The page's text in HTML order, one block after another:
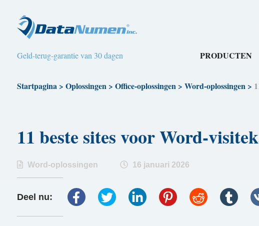
Geld-terug-garantie van 30 dagen PRODUCTEN
Startpagina> Oplossingen> Office-oplossingen> Word-oplossingen>
11 beste sites voor Word-
Word-oplossingen 16 januari 2026
Deel nu: